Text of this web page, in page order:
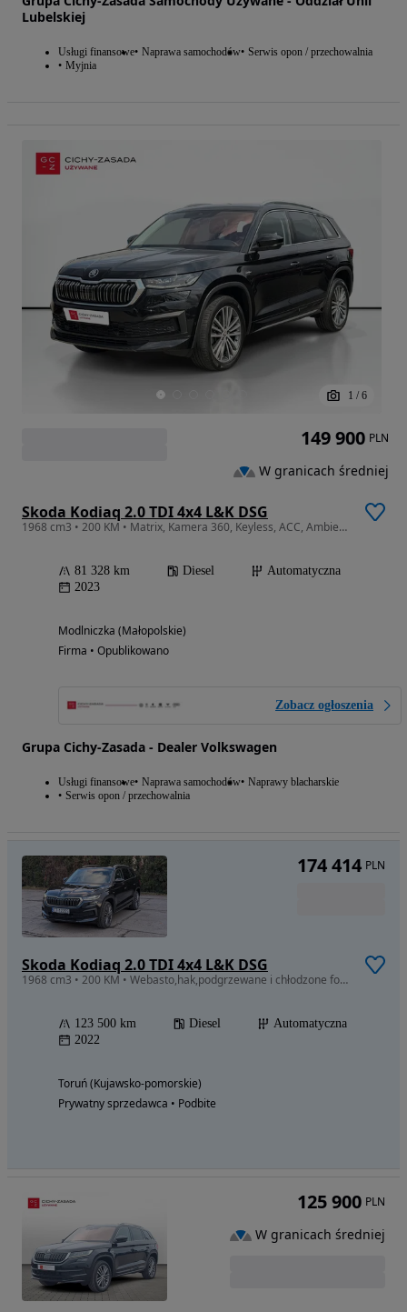
Lubelskiej
Usługi finansowe Naprawa samochodów Serwis opon / przechowalnia
Myjnia
1 / 6
Skoda Kodiaq 2.0 TDI 4x4 L&K DSG
1968 cm3 • 200 KM • Matrix, Kamera 360, Keyless, ACC, Ambiente, Ergo Active
81 328 km Diesel
Automatyczna
2023
Modlniczka (Małopolskie)
Firma • Opublikowano
Zobacz ogłoszenia
Grupa Cichy-Zasada - Dealer Volkswagen
Usługi finansowe Naprawa samochodów Naprawy blacharskie
Serwis opon / przechowalnia
149 900 PLN
W granicach średniej
Skoda Kodiaq 2.0 TDI 4x4 L&K DSG
1968 cm3 • 200 KM • Webasto,hak,podgrzewane i chłodzone fotele, masaż, 230V, VAT 23
123 500 km Diesel
Automatyczna
2022
Toruń (Kujawsko-pomorskie)
Prywatny sprzedawca • Podbite
174 414 PLN
125 900 PLN
W granicach średniej